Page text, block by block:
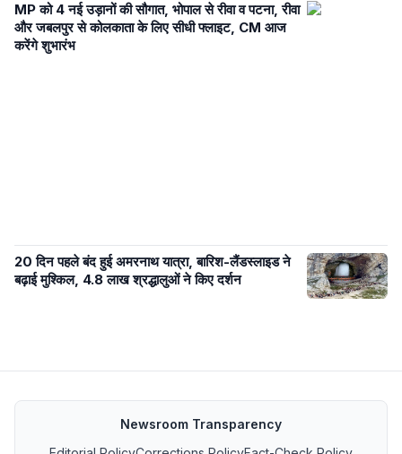
MP को 4 नई उड़ानों की सौगात, भोपाल से रीवा व पटना, रीवा
और जबलपुर से कोलकाता के लिए सीधी फ्लाइट, CM आज
करेंगे शुभारंभ
20 दिन पहले बंद हुई अमरनाथ यात्रा, बारिश-लैंडस्लाइड ने
बढ़ाई मुश्किल, 4.8 लाख श्रद्धालुओं ने किए दर्शन
Newsroom Transparency